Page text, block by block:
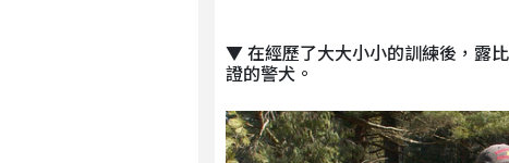
▼ 在經歷了大大小小的訓練後，露
證的警犬。